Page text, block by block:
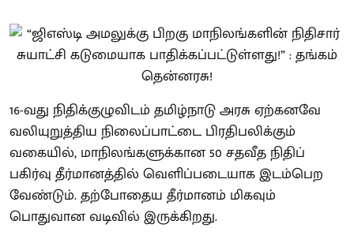
16-வது நிதிக்குழுவிடம் தமிழ்நாடு அரசு ஏற்கனவே
வலியுறுத்திய நிலைப்பாட்டை பிரதிபலிக்கும்
வகையில், மாநிலங்களுக்கான 50 சதவீத நிதிப்
பகிர்வு தீர்மானத்தில் வெளிப்படையாக இடம்பெற
வேண்டும். தற்போதைய தீர்மானம் மிகவும்
பொதுவான வடிவில் இருக்கிறது.